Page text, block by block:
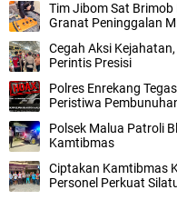
Tim Jibom Sat
Granat Peninggalan
Cegah Aksi
Perintis Presisi
Polres Enrekang
Peristiwa
Polsek Malua Patroli
Kamtibmas
Ciptakan Kamtibmas
Personel Perkuat